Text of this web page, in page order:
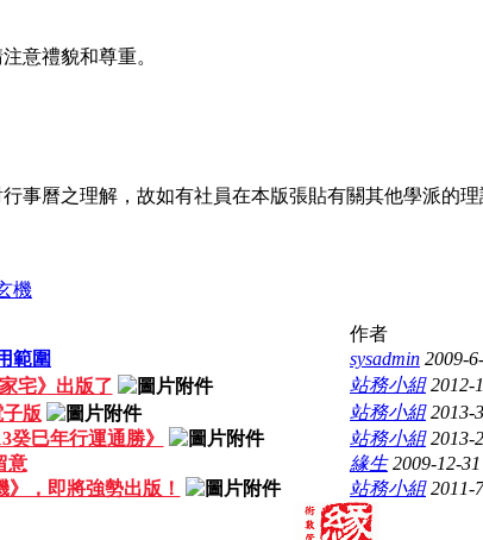
意禮貌和尊重。
事曆之理解，故如有社員在本版張貼有關其他學派的
機
作者
範圍 sysadmin 2009-
宅》出版了 站務小組 2012-
版
站務小組 2013-
癸巳年行運通勝》 站務小組 2013-
意 緣生 2009-12-31
，即將強勢出版！ 站務小組 2011-